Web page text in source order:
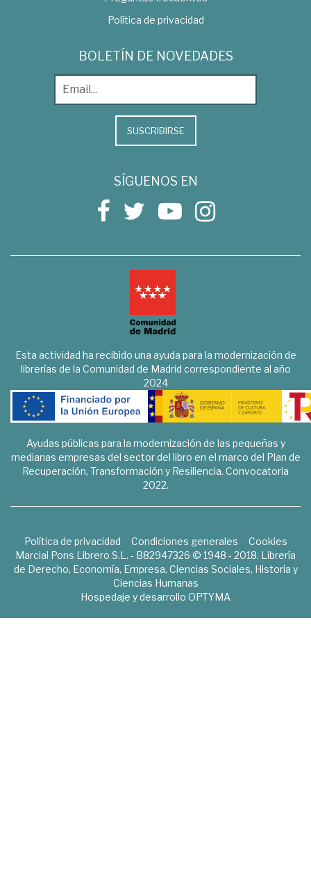
Política de privacidad
BOLETÍN DE NOVEDADES
SUSCRIBIRSE
SÍGUENOS EN
Esta actividad ha recibido una ayuda para la modernización de
librerías de la Comunidad de Madrid correspondiente al año
2024
Ayudas públicas para la modernización de las pequeñas y
medianas empresas del sector del libro en el marco del Plan de
Recuperación, Transformación y Resiliencia. Convocatoria
2022.
Política de privacidad Condiciones generales
Cookies
Marcial Pons Librero S.L. - B82947326 © 1948 - 2018. Librería
de Derecho, Economía, Empresa, Ciencias Sociales, Historia y
Ciencias Humanas
Hospedaje y desarrollo OPTYMA